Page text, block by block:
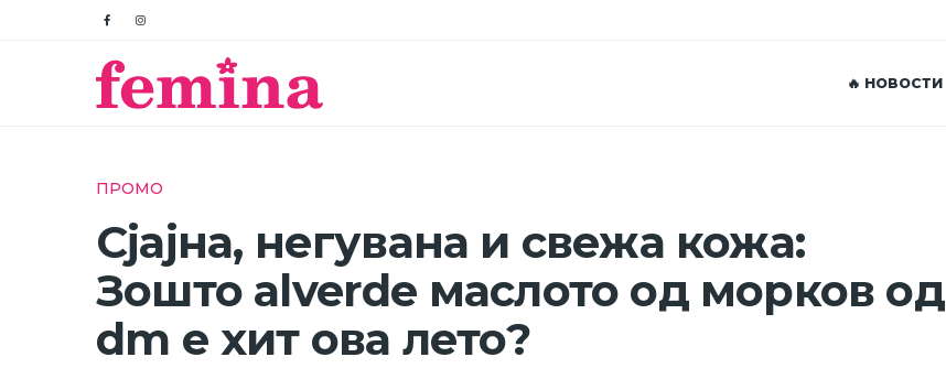
🔥 НОВОСТИ
ПРОМО
Сјајна, негувана и свежа кожа:
Зошто alverde маслото од морков од
dm е хит ова лето?